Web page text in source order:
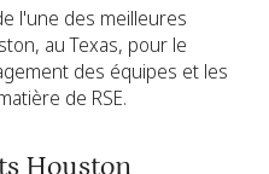
l'une des meilleures
au Texas, pour le
des équipes et les
de RSE.
Houston